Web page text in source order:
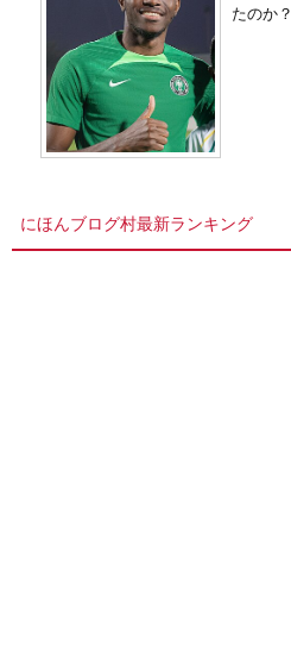
たのか？
にほんブログ村最新ランキング